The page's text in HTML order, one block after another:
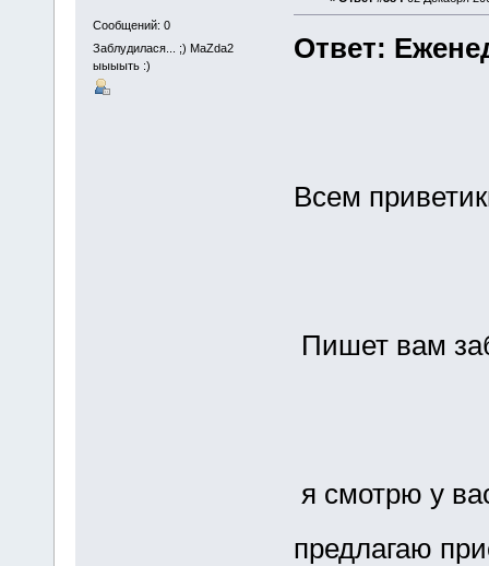
Сообщений: 0
Заблудилася... ;) MaZda2
ыыыыть :)
Ответ:
Всем
Пишет вам
я смотрю у
предлагаю